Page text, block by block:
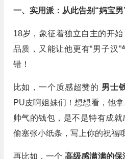
一、实用派：从此告别“妈宝男
18岁，象征着独立自主的开
品质，又能让他更有“男子汉
错！
比如，一个质感超赞的 男士
PU皮啊姐妹们！想想看，他
帅气的钱包，是不是特有成
偷塞张小纸条，写上你的祝福
再比如，一个 高级感满满的保